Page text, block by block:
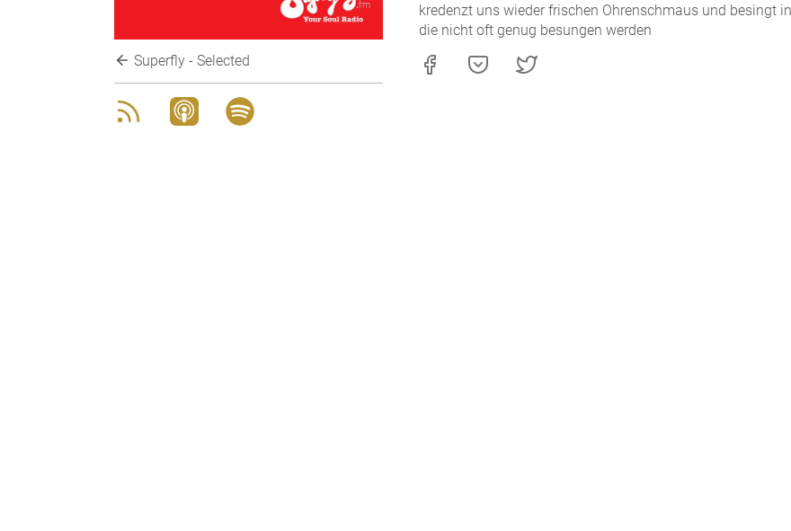
Superfly - Selected
kredenzt uns wieder frischen Ohrenschmaus und besingt
die nicht oft genug besungen werden